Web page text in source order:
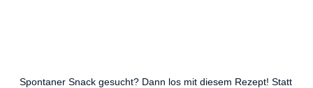
Spontaner Snack gesucht? Dann los mit diesem Rezept! Statt